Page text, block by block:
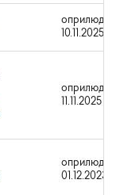
10.11.2025
11.11.2025
01.12.2023